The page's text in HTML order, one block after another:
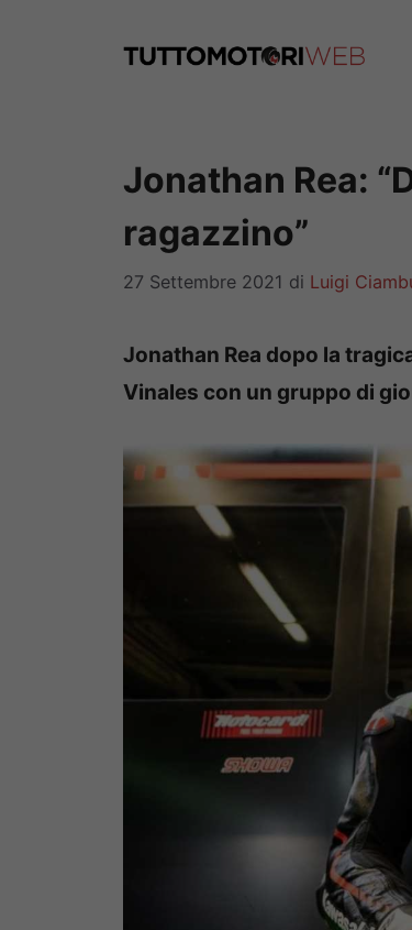
Jonathan Rea:
ragazzino”
27 Settembre 2021 di Luigi
Jonathan Rea dopo la
Vinales con un gruppo di